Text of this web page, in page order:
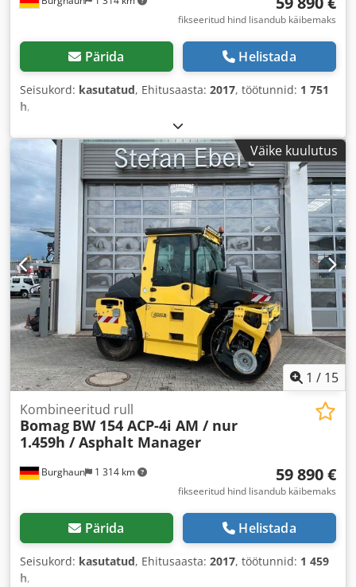
fikseeritud hind lisandub käibemaks
Pärida Helistada
Seisukord: kasutatud, Ehitusaasta: 2017, töötunnid: 1 751
h,
Väike kuulutus
1 / 15
Burghaun 1 314 km
Kombineeritud rull
Bomag BW 154 ACP-4i AM / nur
1.459h / Asphalt Manager
59 890 €
fikseeritud hind lisandub käibemaks
Pärida Helistada
Seisukord: kasutatud, Ehitusaasta: 2017, töötunnid: 1 459
h,